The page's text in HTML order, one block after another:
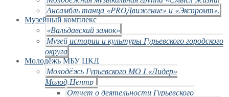
Ансамбль танца «PROДвижение» и «Экспромт».
Музейный комплекс
«Вальдавский замок»
Музей истории и культуры Гурьевского городского
округа
Молодёжь МБУ ЦКД
Молодёжь Гурьевского МО I «Лидер»
Молод.Центр
Отчет о деятельности Гурьевского